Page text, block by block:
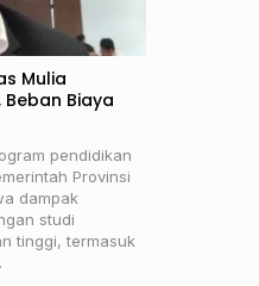
Mulia
Biaya
pendidikan
Provinsi
dampak
studi
tinggi, termasuk